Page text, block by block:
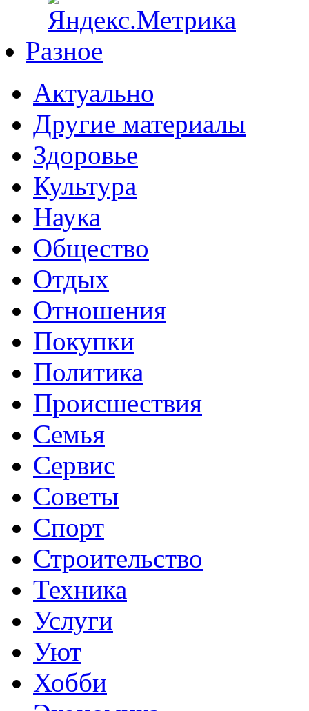
Разное
Актуально
Другие материалы
Здоровье
Культура
Наука
Общество
Отдых
Отношения
Покупки
Политика
Происшествия
Семья
Сервис
Советы
Спорт
Строительство
Техника
Услуги
Уют
Хобби